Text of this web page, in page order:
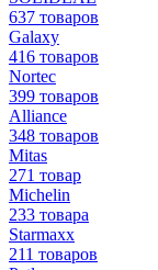
637 товаров
Galaxy
416 товаров
Nortec
399 товаров
Alliance
348 товаров
Mitas
271 товар
Michelin
233 товара
Starmaxx
211 товаров